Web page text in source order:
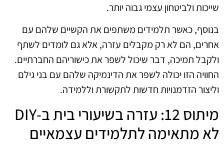
שייכות ולביטחון עצמי גבוה יותר.
בנוסף, כאשר תלמידים משתפים את הקשיים שלהם עם
אחרים, הם לא רק מקבלים עזרה, אלא גם לומדים לשתף
ולקבל תמיכה, דבר שיכול לשפר את כישוריהם החברתיים.
החוויה הזו יכולה לשפר את הדינמיקה שלהם עם בני גילם
וליצור הזדמנויות חדשות לתקשורת וללמידה.
מיתוס 12: עזרה בשיעורי בית ב-DIY
לא מתאימה לתלמידים עצמאיים